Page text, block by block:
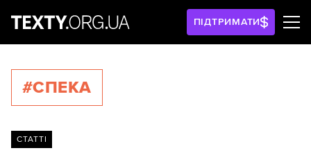
ПІДТРИМАТИ
#СПЕКА
СТАТТІ